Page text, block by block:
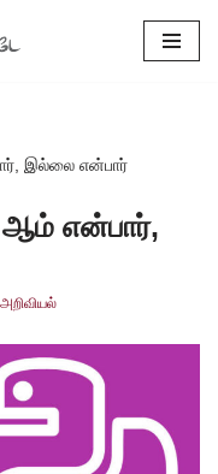
இல்லை என்பார்
ஆம் என்பார்,
அறிவியல்